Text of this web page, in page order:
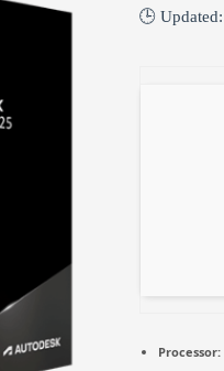
🕒 Updated:
Processor: